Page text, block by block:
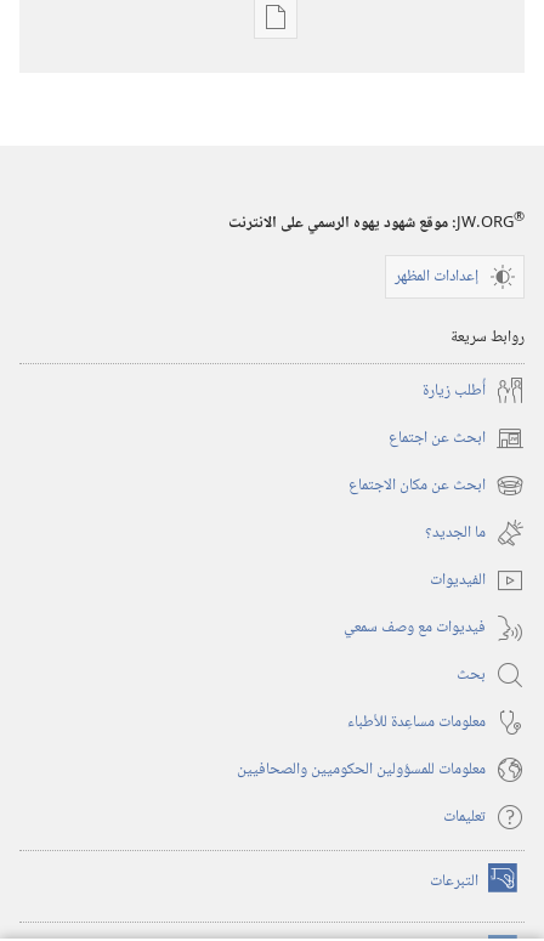
خيارات
يونيو‏
JW.ORG®
:‏ موقع شهود يهوه الرسمي على الانترنت
إعدادات المظهر
روابط سريعة
أُطلب زيارة
ابحث عن اجتماع (يفتح
نافذة ابحث عن مكان الاجتماع (يفتح
نافذة
جديدة)
ما الجديد؟‏
الفيديوات
فيديوات مع وصف سمعي
بحث
معلومات مساعِدة للأطباء
معلومات للمسؤولين الحكوميين والصحافيين
تعليمات
التبرعات (يفتح
نافذة